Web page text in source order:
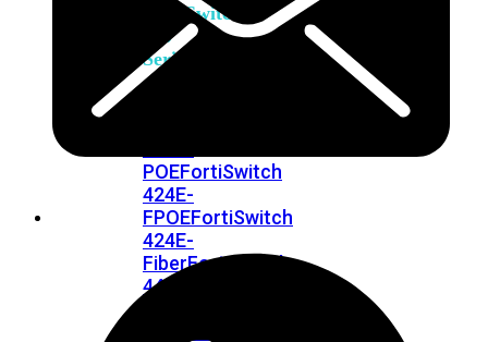
FortiSwitch
400
Series
POEFortiSwitch
424E-
FPOEFortiSwitch
424E-
FiberFortiSwitch
448E